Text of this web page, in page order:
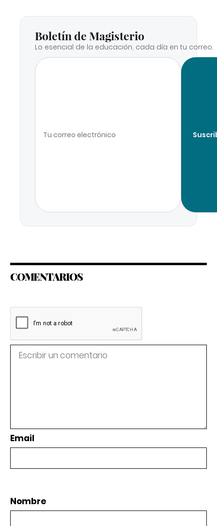
Boletín de Magisterio
Lo esencial de la educación, cada día en tu correo.
COMENTARIOS
Email
Nombre